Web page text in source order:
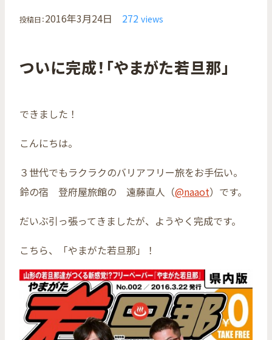
投稿日：2016年3月24日 272 views
ついに完成！「やまがた若旦那」
できました！
こんにちは。
３世代でもラクラクのバリアフリー旅をお手伝い。
鈴の宿 登府屋旅館の 遠藤直人（@naaot）です。
だいぶ引っ張ってきましたが、ようやく完成です。
こちら、「やまがた若旦那」！